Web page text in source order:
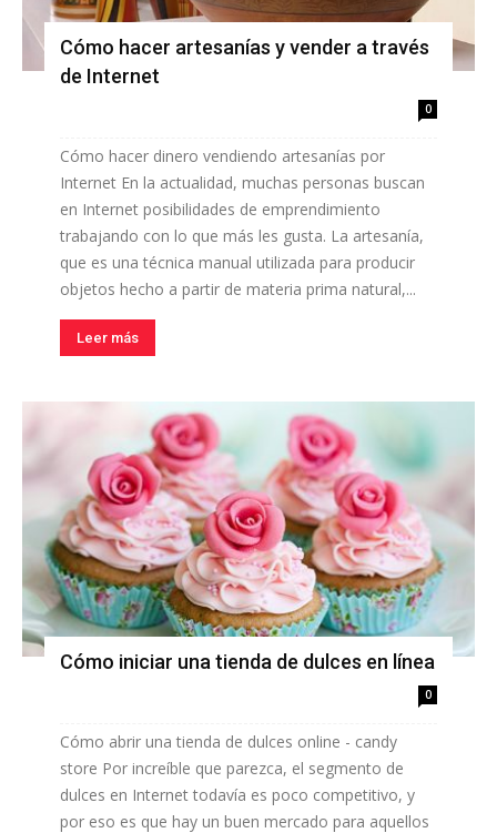
Cómo hacer artesanías y vender a través
de Internet
0
Cómo hacer dinero vendiendo artesanías por
Internet En la actualidad, muchas personas buscan
en Internet posibilidades de emprendimiento
trabajando ​​con lo que más les gusta. La artesanía,
que es una técnica manual utilizada para producir
objetos hecho a partir de materia prima natural,...
Leer más
Cómo iniciar una tienda de dulces en línea
0
Cómo abrir una tienda de dulces online - candy
store Por increíble que parezca, el segmento de
dulces en Internet todavía es poco competitivo, y
por eso es que hay un buen mercado para aquellos